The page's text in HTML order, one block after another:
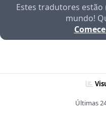
Estes tradutores
mundo!
Últimas